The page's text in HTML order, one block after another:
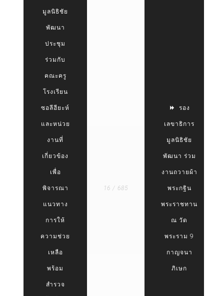
มูลนิธิชัย
พัฒนา
ประชุม
ร่วมกับ
คณะครู
โรงเรียน
ซอลีฮียะห์
และหน่วย
งานที่
เกี่ยวข้อง
เพื่อ
พิจารณา
แนวทาง
การให้
ความช่วย
เหลือ
พร้อม
สำรวจ
16 / 685
รอง
เลขาธิการ
มูลนิธิชัย
พัฒนา ร่วม
งานถวายผ้า
พระกฐิน
พระราชทาน
ณ วัด
พระราม 9
กาญจนา
ภิเษก